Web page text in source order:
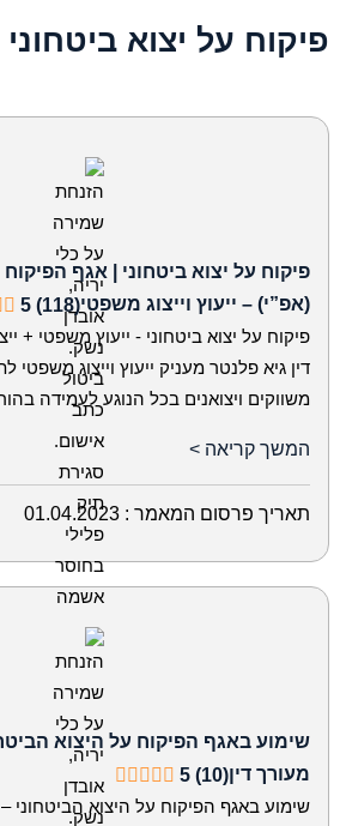
פיקוח על יצוא ביטחוני
פיקוח על יצוא ביטחוני | אגף
(אפ”י) – ייעוץ וייצוג משפטי5 (118)
פיקוח על יצוא ביטחוני - ייעוץ משפטי +
דין גיא פלנטר מעניק ייעוץ וייצוג משפטי
משווקים ויצואנים בכל הנוגע לעמידה
המשך קריאה >
תאריך פרסום המאמר : 01.04.2023
שימוע באגף הפיקוח על היצוא
מעורך דין5 (10)
שימוע באגף הפיקוח על היצוא הביטחוני